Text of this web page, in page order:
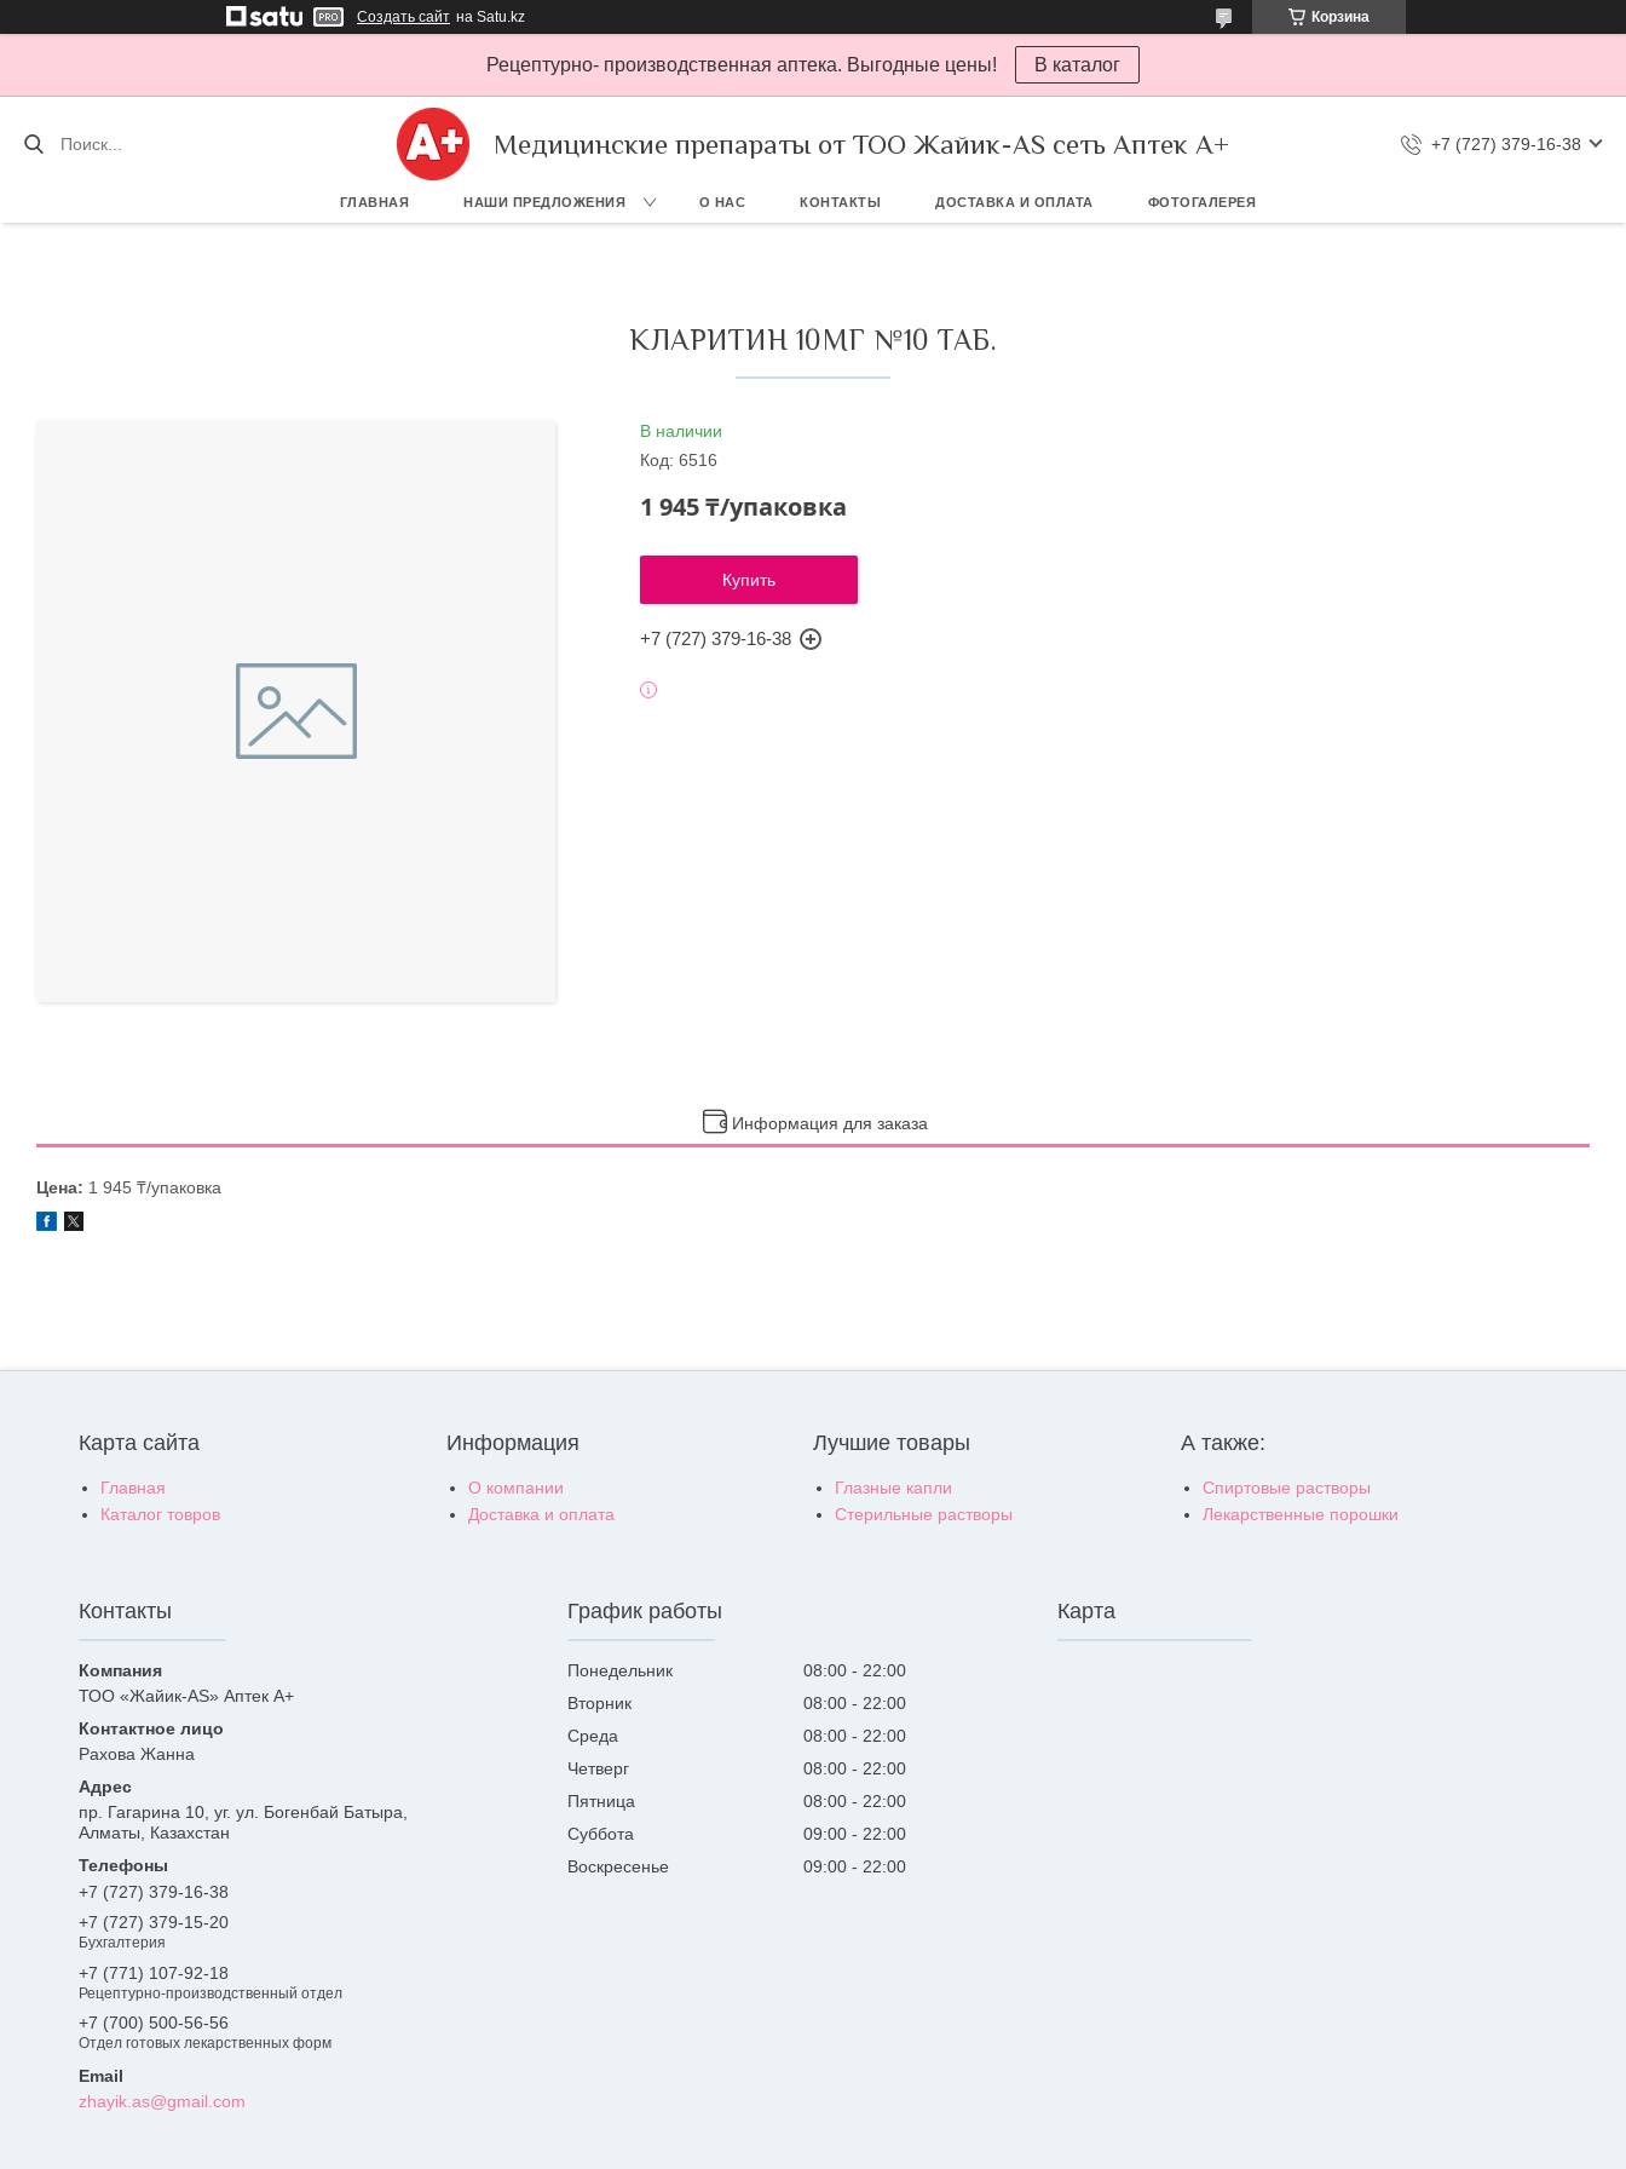
Создать сайт на Satu.kz Корзина
Рецептурно- производственная аптека. Выгодные цены! В каталог
Медицинские препараты от ТОО Жайик-AS сеть Аптек А+ +7 (727) 379-16-38
ГЛАВНАЯ НАШИ ПРЕДЛОЖЕНИЯ О НАС КОНТАКТЫ ДОСТАВКА И ОПЛАТА ФОТОГАЛЕРЕЯ
КЛАРИТИН 10МГ №10 ТАБ.
В наличии
Код:6516
1 945 ₸/упаковка
Купить
+7 (727) 379-16-38
Информация для заказа
Цена: 1 945 ₸/упаковка
Карта сайта
Главная
Каталог товров
Информация
О компании
Доставка и оплата
Лучшие товары
Глазные капли
Стерильные растворы
А также:
Спиртовые растворы
Лекарственные порошки
Контакты
ТОО «Жайик-AS» Аптек А+
Рахова Жанна
пр. Гагарина 10, уг. ул. Богенбай Батыра,
Алматы, Казахстан
+7 (727) 379-16-38
+7 (727) 379-15-20
Бухгалтерия
+7 (771) 107-92-18
Рецептурно-производственный отдел
+7 (700) 500-56-56
Отдел готовых лекарственных форм
zhayik.as@gmail.com
График работы
Понедельник 08:00
22:00
Вторник
08:00
22:00
Среда
08:00
22:00
Четверг
08:00
22:00
Пятница
08:00
22:00
Суббота
09:00
22:00
Воскресенье
09:00 22:00
Карта